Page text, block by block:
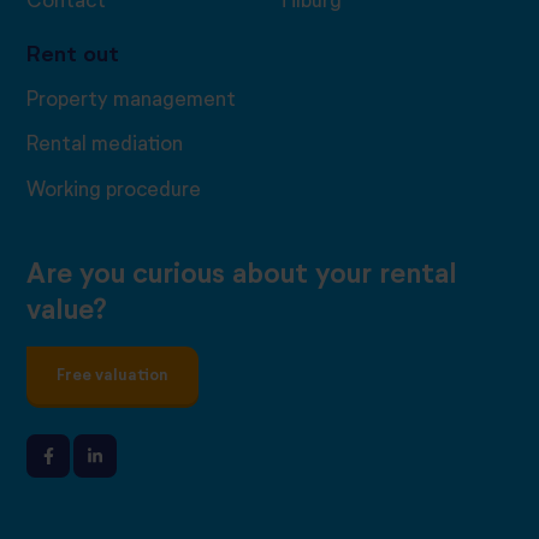
Rent out
Property management
Rental mediation
Working procedure
Are you curious about your rental
value?
Free valuation